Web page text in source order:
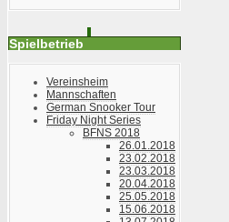
Spielbetrieb
Vereinsheim
Mannschaften
German Snooker Tour
Friday Night Series
BFNS 2018
26.01.2018
23.02.2018
23.03.2018
20.04.2018
25.05.2018
15.06.2018